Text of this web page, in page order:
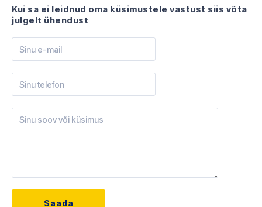
Kui sa ei leidnud oma küsimustele vastust siis võta
julgelt ühendust